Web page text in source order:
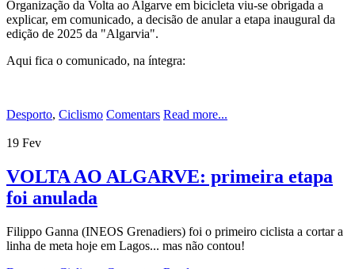
Organização da Volta ao Algarve em bicicleta viu-se obrigada a
explicar, em comunicado, a decisão de anular a etapa inaugural da
edição de 2025 da "Algarvia".
Aqui fica o comunicado, na íntegra:
Desporto, Ciclismo Comentars Read more...
19 Fev
VOLTA AO ALGARVE: primeira etapa
foi anulada
Filippo Ganna (INEOS Grenadiers) foi o primeiro ciclista a cortar a
linha de meta hoje em Lagos... mas não contou!